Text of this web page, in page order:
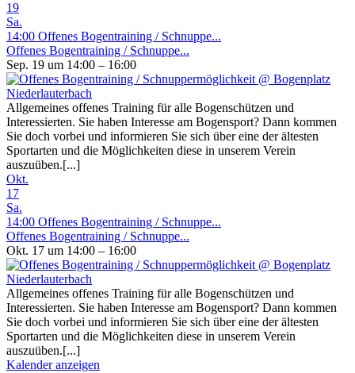
19
Sa.
14:00 Offenes Bogentraining / Schnuppe...
Offenes Bogentraining / Schnuppe...
Sep. 19 um 14:00 – 16:00
Allgemeines offenes Training für alle Bogenschützen und
Interessierten. Sie haben Interesse am Bogensport? Dann kommen
Sie doch vorbei und informieren Sie sich über eine der ältesten
Sportarten und die Möglichkeiten diese in unserem Verein
auszuüben.[...]
Okt.
17
Sa.
14:00 Offenes Bogentraining / Schnuppe...
Offenes Bogentraining / Schnuppe...
Okt. 17 um 14:00 – 16:00
Allgemeines offenes Training für alle Bogenschützen und
Interessierten. Sie haben Interesse am Bogensport? Dann kommen
Sie doch vorbei und informieren Sie sich über eine der ältesten
Sportarten und die Möglichkeiten diese in unserem Verein
auszuüben.[...]
Kalender anzeigen